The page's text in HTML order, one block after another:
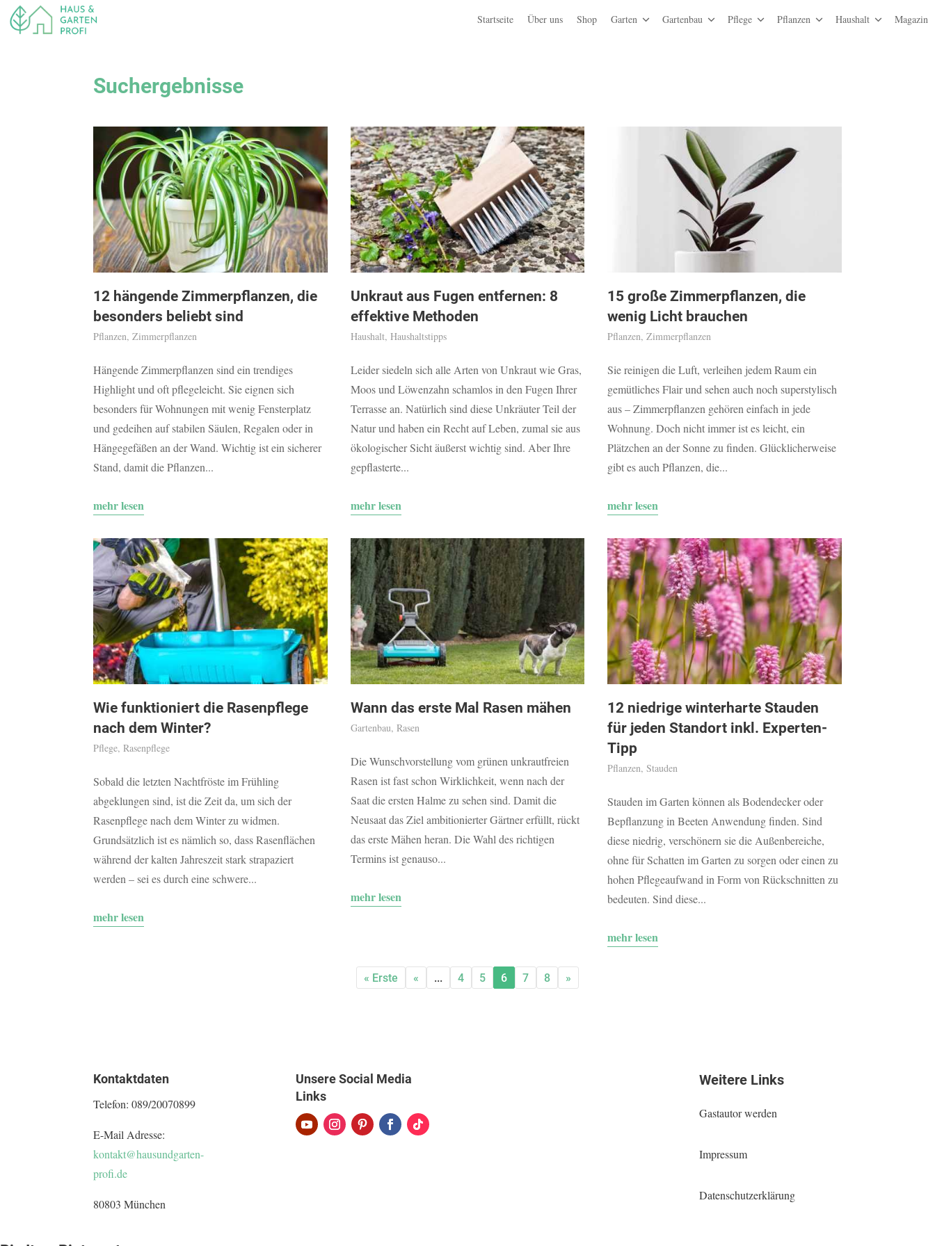
Startseite Über uns Shop Garten Gartenbau Pflege Pflanzen Haushalt Magazin
Suchergebnisse
12 hängende Zimmerpflanzen, die
besonders beliebt sind
Pflanzen,Zimmerpflanzen
Hängende Zimmerpflanzen sind ein trendiges
Highlight und oft pflegeleicht. Sie eignen sich
besonders für Wohnungen mit wenig Fensterplatz
und gedeihen auf stabilen Säulen, Regalen oder in
Hängegefäßen an der Wand. Wichtig ist ein sicherer
Stand, damit die Pflanzen...
mehr lesen
Wie funktioniert die Rasenpflege
nach dem Winter?
Pflege,Rasenpflege
Sobald die letzten Nachtfröste im Frühling
abgeklungen sind, ist die Zeit da, um sich der
Rasenpflege nach dem Winter zu widmen.
Grundsätzlich ist es nämlich so, dass Rasenflächen
während der kalten Jahreszeit stark strapaziert
werden – sei es durch eine schwere...
mehr lesen
Unkraut aus Fugen entfernen: 8
effektive Methoden
Haushalt, Haushaltstipps
Leider siedeln sich alle Arten von Unkraut wie Gras,
Moos und Löwenzahn schamlos in den Fugen Ihrer
Terrasse an. Natürlich sind diese Unkräuter Teil der
Natur und haben ein Recht auf Leben, zumal sie aus
ökologischer Sicht äußerst wichtig sind. Aber Ihre
gepflasterte...
mehr lesen
Wann das erste Mal Rasen mähen
Gartenbau, Rasen
Die Wunschvorstellung vom grünen unkrautfreien
Rasen ist fast schon Wirklichkeit, wenn nach der
Saat die ersten Halme zu sehen sind. Damit die
Neusaat das Ziel ambitionierter Gärtner erfüllt, rückt
das erste Mähen heran. Die Wahl des richtigen
Termins ist genauso...
mehr lesen
15 große Zimmerpflanzen, die
wenig Licht brauchen
Pflanzen, Zimmerpflanzen
Sie reinigen die Luft, verleihen jedem Raum ein
gemütliches Flair und sehen auch noch superstylisch
aus – Zimmerpflanzen gehören einfach in jede
Wohnung. Doch nicht immer ist es leicht, ein
Plätzchen an der Sonne zu finden. Glücklicherweise
gibt es auch Pflanzen, die...
mehr lesen
12 niedrige winterharte Stauden
für jeden Standort inkl. Experten-
Tipp
Pflanzen, Stauden
Stauden im Garten können als Bodendecker oder
Bepflanzung in Beeten Anwendung finden. Sind
diese niedrig, verschönern sie die Außenbereiche,
ohne für Schatten im Garten zu sorgen oder einen zu
hohen Pflegeaufwand in Form von Rückschnitten zu
bedeuten. Sind diese...
mehr lesen
« Erste « ... 4 5 6 7 8 »
Kontaktdaten
Telefon:089/20070899
E-Mail Adresse:
kontakt@hausundgarten-
profi.de
80803 München
Unsere Social Media
Links
Weitere Links
Gastautor werden
Impressum
Datenschutzerklärung